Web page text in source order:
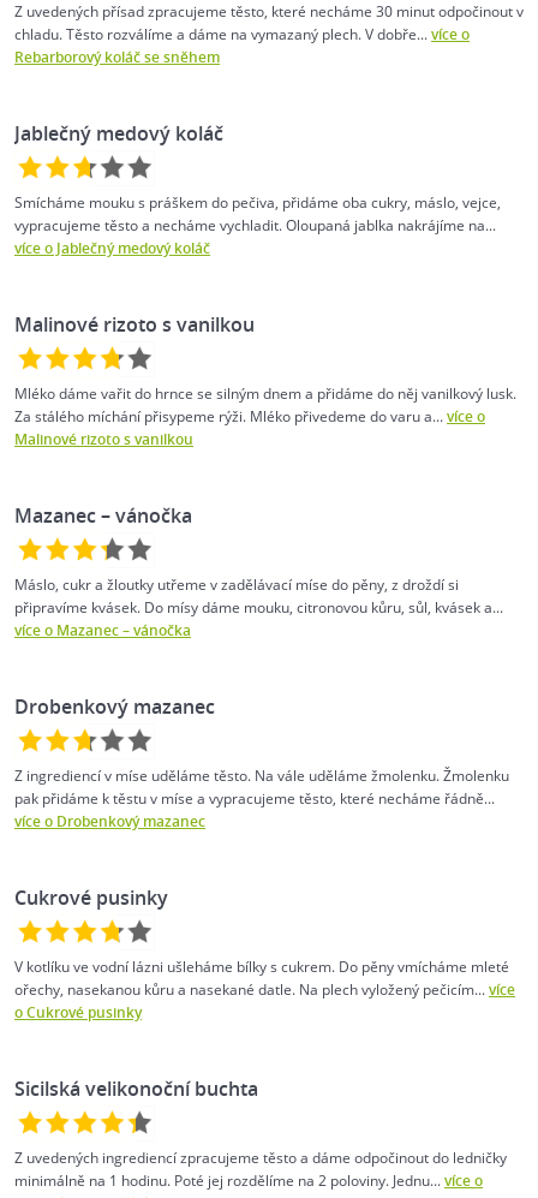
Z uvedených přísad zpracujeme těsto, které necháme 30 minut odpočinout v
chladu. Těsto rozválíme a dáme na vymazaný plech. V dobře...více o
Rebarborový koláč se sněhem
Jablečný medový koláč
Smícháme mouku s práškem do pečiva, přidáme oba cukry, máslo, vejce,
vypracujeme těsto a necháme vychladit. Oloupaná jablka nakrájíme na...
více o Jablečný medový koláč
Malinové rizoto s vanilkou
Mléko dáme vařit do hrnce se silným dnem a přidáme do něj vanilkový lusk.
Za stálého míchání přisypeme rýži. Mléko přivedeme do varu a...více o
Malinové rizoto s vanilkou
Mazanec –⁠ vánočka
Máslo, cukr a žloutky utřeme v zadělávací míse do pěny, z droždí si
připravíme kvásek. Do mísy dáme mouku, citronovou kůru, sůl, kvásek a...
více o Mazanec –⁠ vánočka
Drobenkový mazanec
Z ingrediencí v míse uděláme těsto. Na vále uděláme žmolenku. Žmolenku
pak přidáme k těstu v míse a vypracujeme těsto, které necháme řádně...
více o Drobenkový mazanec
Cukrové pusinky
V kotlíku ve vodní lázni ušleháme bílky s cukrem. Do pěny vmícháme mleté
ořechy, nasekanou kůru a nasekané datle. Na plech vyložený pečicím...více
o Cukrové pusinky
Sicilská velikonoční buchta
Z uvedených ingrediencí zpracujeme těsto a dáme odpočinout do ledničky
minimálně na 1 hodinu. Poté jej rozdělíme na 2 poloviny. Jednu...více o